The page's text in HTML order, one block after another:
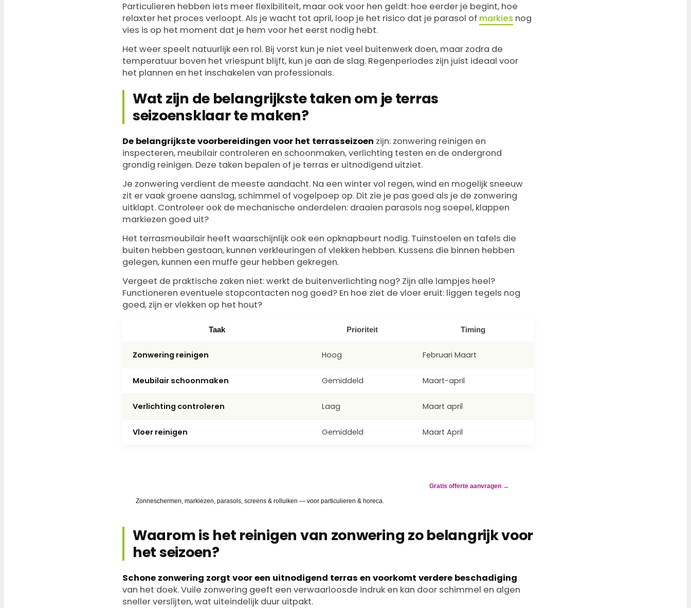
Particulieren hebben iets meer flexibiliteit, maar ook voor hen geldt: hoe eerder je begint, hoe
relaxter het proces verloopt. Als je wacht tot april, loop je het risico dat je parasol of markies nog
vies is op het moment dat je hem voor het eerst nodig hebt.
Het weer speelt natuurlijk een rol. Bij vorst kun je niet veel buitenwerk doen, maar zodra de
temperatuur boven het vriespunt blijft, kun je aan de slag. Regenperiodes zijn juist ideaal voor
het plannen en het inschakelen van professionals.
Wat zijn de belangrijkste taken om je terras
seizoensklaar te maken?
De belangrijkste voorbereidingen voor het terrasseizoen zijn: zonwering reinigen en
inspecteren, meubilair controleren en schoonmaken, verlichting testen en de ondergrond
grondig reinigen. Deze taken bepalen of je terras er uitnodigend uitziet.
Je zonwering verdient de meeste aandacht. Na een winter vol regen, wind en mogelijk sneeuw
zit er vaak groene aanslag, schimmel of vogelpoep op. Dit zie je pas goed als je de zonwering
uitklapt. Controleer ook de mechanische onderdelen: draaien parasols nog soepel, klappen
markiezen goed uit?
Het terrasmeubilair heeft waarschijnlijk ook een opknapbeurt nodig. Tuinstoelen en tafels die
buiten hebben gestaan, kunnen verkleuringen of vlekken hebben. Kussens die binnen hebben
gelegen, kunnen een muffe geur hebben gekregen.
Vergeet de praktische zaken niet: werkt de buitenverlichting nog? Zijn alle lampjes heel?
Functioneren eventuele stopcontacten nog goed? En hoe ziet de vloer eruit: liggen tegels nog
goed, zijn er vlekken op het hout?
Taak Prioriteit Timing
Zonwering reinigen Hoog Februari Maart
Meubilair schoonmaken Gemiddeld Maart-april
Verlichting controleren Laag Maart april
Vloer reinigen Gemiddeld Maart April
Zonneschermen, markiezen, parasols, screens & rolluiken — voor particulieren & horeca.
Gratis offerte aanvragen →
Waarom is het reinigen van zonwering zo belangrijk voor
het seizoen?
Schone zonwering zorgt voor een uitnodigend terras en voorkomt verdere beschadiging
van het doek. Vuile zonwering geeft een verwaarloosde indruk en kan door schimmel en algen
sneller verslijten, wat uiteindelijk duur uitpakt.